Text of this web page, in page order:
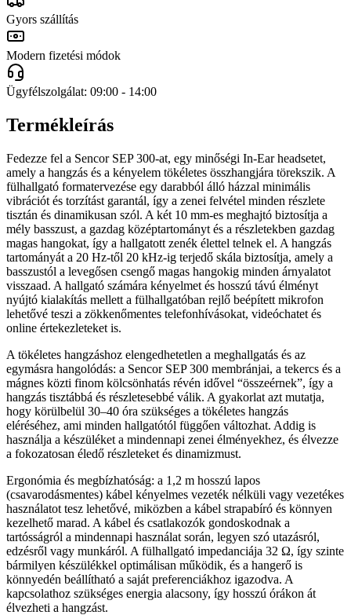
Gyors szállítás
Modern fizetési módok
Ügyfélszolgálat: 09:00 - 14:00
Termékleírás
Fedezze fel a Sencor SEP 300-at, egy minőségi In-Ear headsetet,
amely a hangzás és a kényelem tökéletes összhangjára törekszik. A
fülhallgató formatervezése egy darabból álló házzal minimális
vibrációt és torzítást garantál, így a zenei felvétel minden részlete
tisztán és dinamikusan szól. A két 10 mm-es meghajtó biztosítja a
mély basszust, a gazdag középtartományt és a részletekben gazdag
magas hangokat, így a hallgatott zenék élettel telnek el. A hangzás
tartományát a 20 Hz-től 20 kHz-ig terjedő skála biztosítja, amely a
basszustól a levegősen csengő magas hangokig minden árnyalatot
visszaad. A hallgató számára kényelmet és hosszú távú élményt
nyújtó kialakítás mellett a fülhallgatóban rejlő beépített mikrofon
lehetővé teszi a zökkenőmentes telefonhívásokat, videóchatet és
online értekezleteket is.
A tökéletes hangzáshoz elengedhetetlen a meghallgatás és az
egymásra hangolódás: a Sencor SEP 300 membránjai, a tekercs és a
mágnes közti finom kölcsönhatás révén idővel “összeérnek”, így a
hangzás tisztábbá és részletesebbé válik. A gyakorlat azt mutatja,
hogy körülbelül 30–40 óra szükséges a tökéletes hangzás
eléréséhez, ami minden hallgatótól függően változhat. Addig is
használja a készüléket a mindennapi zenei élményekhez, és élvezze
a fokozatosan éledő részleteket és dinamizmust.
Ergonómia és megbízhatóság: a 1,2 m hosszú lapos
(csavarodásmentes) kábel kényelmes vezeték nélküli vagy vezetékes
használatot tesz lehetővé, miközben a kábel strapabíró és könnyen
kezelhető marad. A kábel és csatlakozók gondoskodnak a
tartósságról a mindennapi használat során, legyen szó utazásról,
edzésről vagy munkáról. A fülhallgató impedanciája 32 Ω, így szinte
bármilyen készülékkel optimálisan működik, és a hangerő is
könnyedén beállítható a saját preferenciákhoz igazodva. A
kapcsolathoz szükséges energia alacsony, így hosszú órákon át
élvezheti a hangzást.